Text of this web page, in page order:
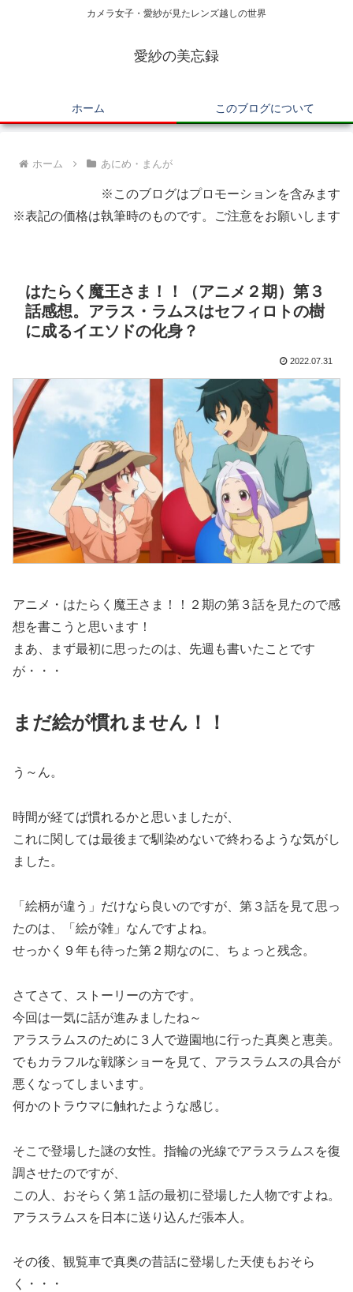
カメラ女子・愛紗が見たレンズ越しの世界
愛紗の美忘録
ホーム このブログについて
ホーム あにめ・まんが
※このブログはプロモーションを含みます
※表記の価格は執筆時のものです。ご注意をお願いします
はたらく魔王さま！！（アニメ２期）第３
話感想。アラス・ラムスはセフィロトの樹
に成るイエソドの化身？
2022.07.31
アニメ・はたらく魔王さま！！２期の第３話を見たので感
想を書こうと思います！
まあ、まず最初に思ったのは、先週も書いたことです
が・・・
まだ絵が慣れません！！
う～ん。
時間が経てば慣れるかと思いましたが、
これに関しては最後まで馴染めないで終わるような気がし
ました。
「絵柄が違う」だけなら良いのですが、第３話を見て思っ
たのは、「絵が雑」なんですよね。
せっかく９年も待った第２期なのに、ちょっと残念。
さてさて、ストーリーの方です。
今回は一気に話が進みましたね～
アラスラムスのために３人で遊園地に行った真奥と恵美。
でもカラフルな戦隊ショーを見て、アラスラムスの具合が
悪くなってしまいます。
何かのトラウマに触れたような感じ。
そこで登場した謎の女性。指輪の光線でアラスラムスを復
調させたのですが、
この人、おそらく第１話の最初に登場した人物ですよね。
アラスラムスを日本に送り込んだ張本人。
その後、観覧車で真奥の昔話に登場した天使もおそら
く・・・